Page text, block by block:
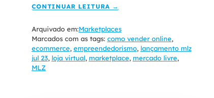
CONTINUAR LEITURA →
Arquivado em:Marketplaces
Marcados com as tags: como vender online,
ecommerce, empreendedorismo, lançamento mlz
jul 23, loja virtual, marketplace, mercado livre,
MLZ